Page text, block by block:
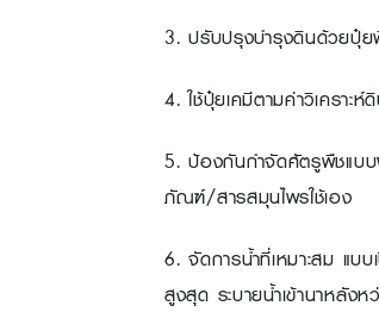
3. ปรับปรุงบำรุงดินด้วยปุ๋
4. ใช้ปุ๋ยเคมีตามค่าวิเคราะ
5. ป้องกันกำจัดศัตรูพืชแบ
ภัณฑ์/สารสมุนไพรใช้เอง
6. จัดการน้ำที่เหมาะสม แ
สูงสุด ระบายน้ำเข้านาหลัง